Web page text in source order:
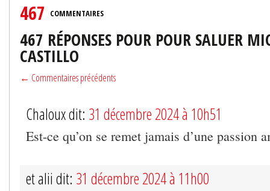
467 COMMENTAIRES
467 RÉPONSES POUR POUR SALUER
CASTILLO
← Commentaires précédents
Chaloux dit: 31 décembre 2024 à 10h51
Est-ce qu’on se remet jamais d’une passion
et alii dit: 31 décembre 2024 à 11h00